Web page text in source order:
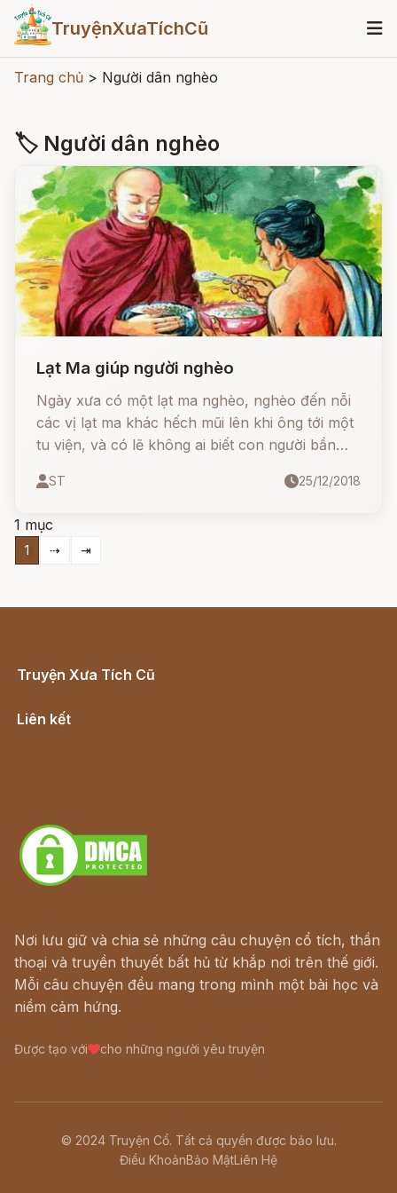
TruyệnXưaTíchCũ
Trang chủ > Người dân nghèo
🏷 Người dân nghèo
Lạt Ma giúp người nghèo
Ngày xưa có một lạt ma nghèo, nghèo đến nỗi
các vị lạt ma khác hếch mũi lên khi ông tới một
tu viện, và có lẽ không ai biết con người bần
bạc màu.
ST 25/12/2018
1 mục
1 ⇢ ⇥
Truyện Xưa Tích Cũ
Liên kết
Nơi lưu giữ và chia sẻ những câu chuyện cổ tích, thần
thoại và truyền thuyết bất hủ từ khắp nơi trên thế giới.
Mỗi câu chuyện đều mang trong mình một bài học và
niềm cảm hứng.
Được tạo với cho những người yêu truyện
© 2024 Truyện Cổ. Tất cả quyền được bảo lưu.
Điều KhoảnBảo MậtLiên Hệ